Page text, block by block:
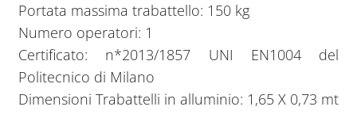
Portata massima trabattello: 150 kg
Numero operatori: 1
Certificato: n*2013/1857 UNI EN1004 del
Politecnico di Milano
Dimensioni Trabattelli in alluminio: 1,65 X 0,73 mt